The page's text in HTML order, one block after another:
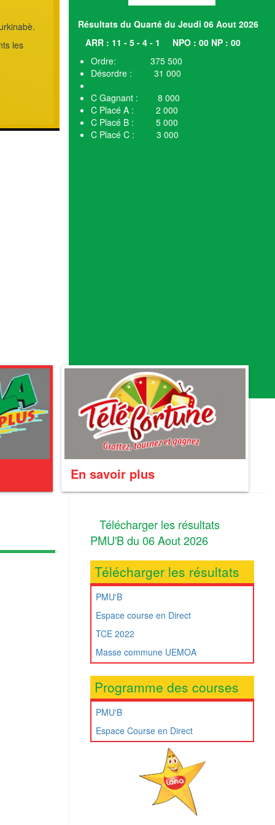
les
Résultats du Quarté du Jeudi 06 Aout 2026
ARR : 11 - 5 - 4 - 1 NPO : 00 NP : 00
Ordre: 375 500
Désordre : 31 000
C Gagnant : 8 000
C Placé A : 2 000
C Placé B : 5 000
C Placé C : 3 000
En savoir plus
Télécharger les résultats
PMU'B du 06 Aout 2026
Télécharger les résultats
PMU'B
Espace course en Direct
TCE 2022
Masse commune UEMOA
Programme des courses
PMU'B
Espace Course en Direct